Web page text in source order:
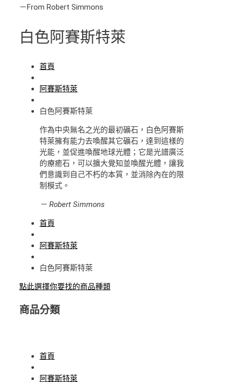
－From Robert Simmons
白色阿賽斯特萊
首頁
阿賽斯特萊
白色阿賽斯特萊
作為中央無名之光的最初礦石，白色阿賽斯
特萊擁有能力去喚醒其它礦石，達到這樣的
光能，並促進喚醒地球光體；它是光譜廣泛
的療癒石，可以擴大覺知並喚醒光體，讓我
們意識到自己不朽的本質，並消除內在的限
制模式。
－ Robert Simmons
首頁
阿賽斯特萊
白色阿賽斯特萊
點此選擇你要找的商品種類
商品分類
首頁
阿賽斯特萊